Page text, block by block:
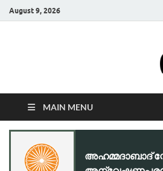
August 9, 2026
MAIN MENU
അഹമ്മദാബാദ്